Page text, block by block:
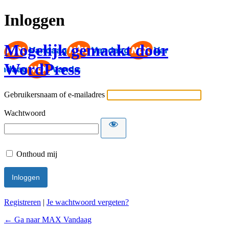
Inloggen
Mogelijk gemaakt door
WordPress
Gebruikersnaam of e-mailadres
Wachtwoord
Onthoud mij
Registreren | Je wachtwoord vergeten?
← Ga naar MAX Vandaag